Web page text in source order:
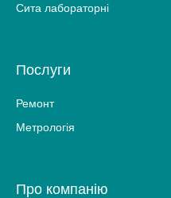
Сита лабораторні
Послуги
Ремонт
Метрологія
Про компанію